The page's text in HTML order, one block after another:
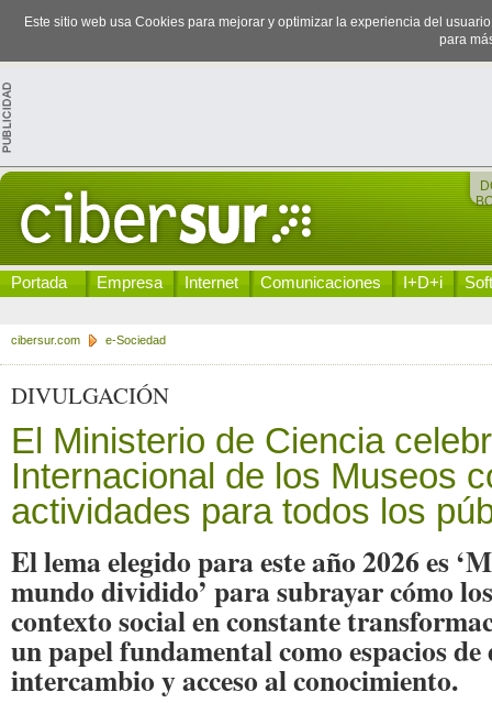
Este sitio web usa Cookies para mejorar y optimizar la experiencia del
para
Portada Empresa Internet Comunicaciones I+D+i
cibersur.com e-Sociedad
DIVULGACIÓN
El Ministerio de Ciencia
Internacional de los Museos
actividades para todos los
El lema elegido para este año 2026 es
mundo dividido’ para subrayar cómo
contexto social en constante
un papel fundamental como espacios
intercambio y acceso al conocimiento.